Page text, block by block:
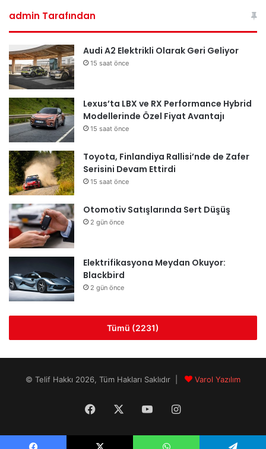
admin Tarafından
Audi A2 Elektrikli Olarak Geri Geliyor
15 saat önce
Lexus’ta LBX ve RX Performance Hybrid
Modellerinde Özel Fiyat Avantajı
15 saat önce
Toyota, Finlandiya Rallisi’nde de Zafer
Serisini Devam Ettirdi
15 saat önce
Otomotiv Satışlarında Sert Düşüş
2 gün önce
Elektrifikasyona Meydan Okuyor:
Blackbird
2 gün önce
Tümü (2231)
© Telif Hakkı 2026, Tüm Hakları Saklıdır | Varol Yazılım
Facebook YouTubeInstagram